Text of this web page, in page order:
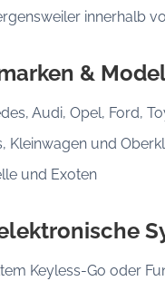
innerhalb
&
Audi, Opel, Ford,
Kleinwagen und
und Exoten
Keyless-Go oder